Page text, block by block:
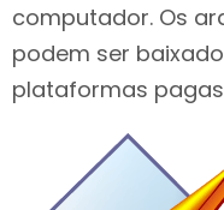
computador. Os
podem ser
plataformas